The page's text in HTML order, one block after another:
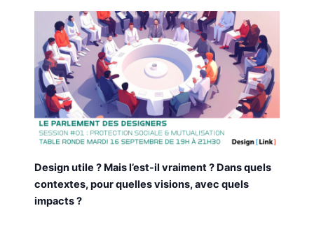
Design utile ? Mais l’est-il vraiment ? Dans quels
contextes, pour quelles visions, avec quels
impacts ?